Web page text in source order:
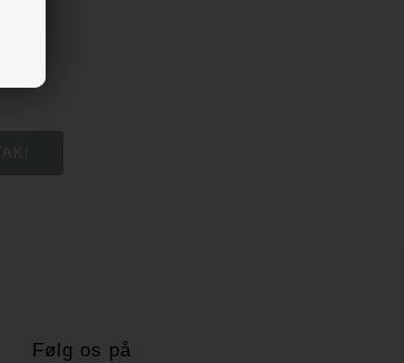
Følg os på